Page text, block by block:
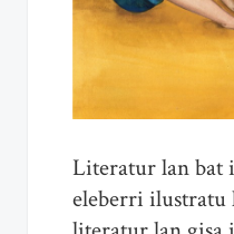
Literatur lan bat
eleberri ilustratu